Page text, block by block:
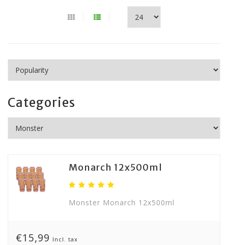
Categories
Monarch 12x500ml
Monster Monarch 12x500ml
€15,99 Incl. tax